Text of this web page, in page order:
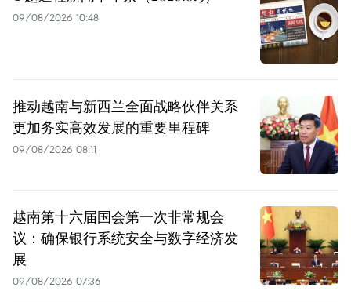
09/08/2026 10:48
推动越南与新西兰全面战略伙伴关系
更加务实高效发展的重要里程碑
09/08/2026 08:11
越南第十六届国会第一次非常规会
议：确保银行系统安全与数字经济发
展
09/08/2026 07:36